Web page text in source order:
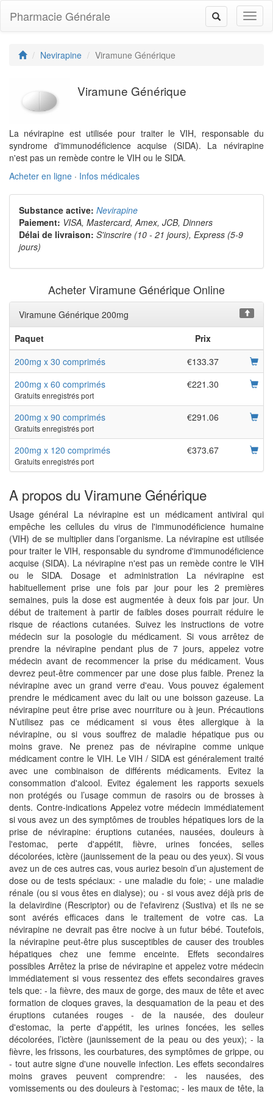
Toggle
navigation
Pharmacie Générale
Nevirapine Viramune Générique
Viramune Générique
La névirapine est utilisée pour traiter le VIH, responsable du
syndrome d'immunodéficience acquise (SIDA). La névirapine
n'est pas un remède contre le VIH ou le SIDA.
Acheter en ligne · Infos médicales
Substance active: Nevirapine
Paiement: VISA, Mastercard, Amex, JCB, Dinners
Délai de livraison: S'inscrire (10 - 21 jours), Express (5-9
jours)
Acheter Viramune Générique Online
Viramune Générique 200mg
Paquet
Prix
200mg x 30 comprimés
€133.37
200mg x 60 comprimés
Gratuits enregistrés port
€221.30
200mg x 90 comprimés
Gratuits enregistrés port
€291.06
200mg x 120 comprimés
Gratuits enregistrés port
€373.67
A propos du Viramune Générique
Usage général La névirapine est un médicament antiviral qui
empêche les cellules du virus de l'immunodéficience humaine
(VIH) de se multiplier dans l’organisme. La névirapine est utilisée
pour traiter le VIH, responsable du syndrome d'immunodéficience
acquise (SIDA). La névirapine n'est pas un remède contre le VIH
ou le SIDA. Dosage et administration La névirapine est
habituellement prise une fois par jour pour les 2 premières
semaines, puis la dose est augmentée à deux fois par jour. Un
début de traitement à partir de faibles doses pourrait réduire le
risque de réactions cutanées. Suivez les instructions de votre
médecin sur la posologie du médicament. Si vous arrêtez de
prendre la névirapine pendant plus de 7 jours, appelez votre
médecin avant de recommencer la prise du médicament. Vous
devrez peut-être commencer par une dose plus faible. Prenez la
névirapine avec un grand verre d'eau. Vous pouvez également
prendre le médicament avec du lait ou une boisson gazeuse. La
névirapine peut être prise avec nourriture ou à jeun. Précautions
N’utilisez pas ce médicament si vous êtes allergique à la
névirapine, ou si vous souffrez de maladie hépatique pus ou
moins grave. Ne prenez pas de névirapine comme unique
médicament contre le VIH. Le VIH / SIDA est généralement traité
avec une combinaison de différents médicaments. Evitez la
consommation d'alcool. Evitez également les rapports sexuels
non protégés ou l’usage commun de rasoirs ou de brosses à
dents. Contre-indications Appelez votre médecin immédiatement
si vous avez un des symptômes de troubles hépatiques lors de la
prise de névirapine: éruptions cutanées, nausées, douleurs à
l'estomac, perte d'appétit, fièvre, urines foncées, selles
décolorées, ictère (jaunissement de la peau ou des yeux). Si vous
avez un de ces autres cas, vous auriez besoin d’un ajustement de
dose ou de tests spéciaux: - une maladie du foie; - une maladie
rénale (ou si vous êtes en dialyse); ou - si vous avez déjà pris de
la delavirdine (Rescriptor) ou de l'efavirenz (Sustiva) et ils ne se
sont avérés efficaces dans le traitement de votre cas. La
névirapine ne devrait pas être nocive à un futur bébé. Toutefois,
la névirapine peut-être plus susceptibles de causer des troubles
hépatiques chez une femme enceinte. Effets secondaires
possibles Arrêtez la prise de névirapine et appelez votre médecin
immédiatement si vous ressentez des effets secondaires graves
tels que: - la fièvre, des maux de gorge, des maux de tête et avec
formation de cloques graves, la desquamation de la peau et des
éruptions cutanées rouges - de la nausée, des douleur
d'estomac, la perte d'appétit, les urines foncées, les selles
décolorées, l’ictère (jaunissement de la peau ou des yeux); - la
fièvre, les frissons, les courbatures, des symptômes de grippe, ou
- tout autre signe d'une nouvelle infection. Les effets secondaires
moins graves peuvent comprendre: - les nausées, des
vomissements ou des douleurs à l'estomac; - les maux de tête, la